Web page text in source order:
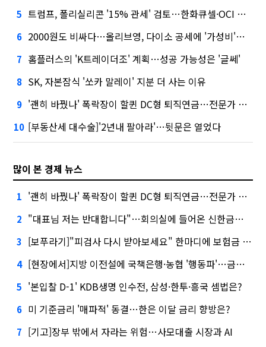
5 트럼프, 폴리실리콘 '15% 관세' 검토…한화큐셀·OCI 영향은?
6 2000원도 비싸다…올리브영, 다이소 공세에 '가성비'로 맞불
7 홈플러스의 'K트레이더조' 계획…성공 가능성은 '글쎄'
8 SK, 자본잠식 '쏘카 말레이' 지분 더 사는 이유
9 '괜히 바꿨나' 폭락장이 할퀸 DC형 퇴직연금…전문가 조언은
10 [부동산세 대수술]'2년내 팔아라'…뒷문은 열었다
많이 본 경제 뉴스
1 '괜히 바꿨나' 폭락장이 할퀸 DC형 퇴직연금…전문가 조언은
2 "대표님 저는 반대합니다"…회의실에 들어온 신한금융 AI
3 [보푸라기]"피검사 다시 받아보세요" 한마디에 보험금 못 받을 뻔?
4 [현장에서]지방 이전설에 국책은행·농협 '행동파'…금감원 '신중모드'
5 '본입찰 D-1' KDB생명 인수전, 삼성·한투·흥국 셈법은?
6 미 기준금리 '매파적' 동결…한은 이달 금리 향방은?
7 [기고]장부 밖에서 자라는 위험…사모대출 시장과 AI